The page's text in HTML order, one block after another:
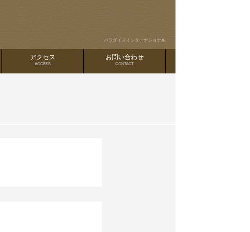
パラダイスインターナショナル
アクセス
ACCESS
お問い合わせ
CONTACT